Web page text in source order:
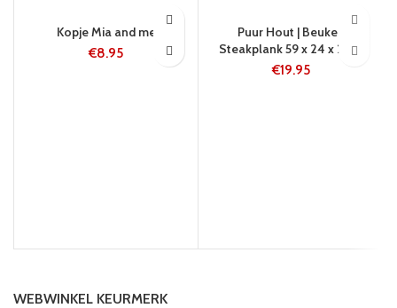
Kopje Mia and me
€8.95
Puur Hout | Beuken
Steakplank 59 x 24 x 2 cm
€19.95
WEBWINKEL KEURMERK